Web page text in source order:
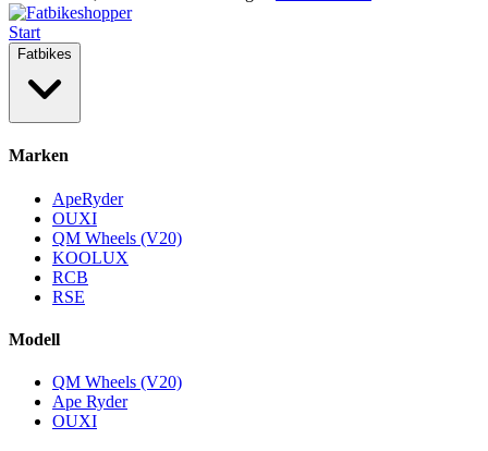
Start
Fatbikes
Marken
ApeRyder
OUXI
QM Wheels (V20)
KOOLUX
RCB
RSE
Modell
QM Wheels (V20)
Ape Ryder
OUXI